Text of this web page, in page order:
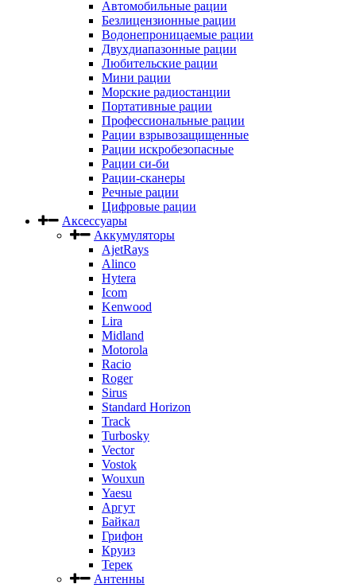
Автомобильные рации
Безлицензионные рации
Водонепроницаемые рации
Двухдиапазонные рации
Любительские рации
Мини рации
Морские радиостанции
Портативные рации
Профессиональные рации
Рации взрывозащищенные
Рации искробезопасные
Рации си-би
Рации-сканеры
Речные рации
Цифровые рации
Аксессуары
Аккумуляторы
AjetRays
Alinco
Hytera
Icom
Kenwood
Lira
Midland
Motorola
Racio
Roger
Sirus
Standard Horizon
Track
Turbosky
Vector
Vostok
Wouxun
Yaesu
Аргут
Байкал
Грифон
Круиз
Терек
Антенны